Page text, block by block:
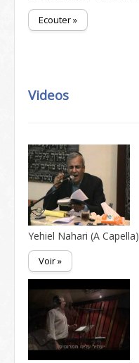
Ecouter »
Videos
Yehiel Nahari (A
Voir »